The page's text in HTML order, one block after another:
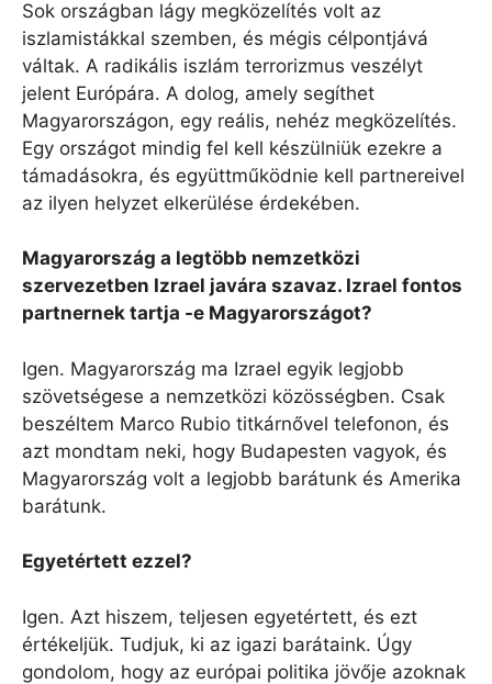
Sok országban lágy megközelítés volt az
iszlamistákkal szemben, és mégis célpontjává
váltak. A radikális iszlám terrorizmus veszélyt
jelent Európára. A dolog, amely segíthet
Magyarországon, egy reális, nehéz megközelítés.
Egy országot mindig fel kell készülniük ezekre a
támadásokra, és együttműködnie kell partnereivel
az ilyen helyzet elkerülése érdekében.
Magyarország a legtöbb nemzetközi
szervezetben Izrael javára szavaz. Izrael fontos
partnernek tartja -e Magyarországot?
Igen. Magyarország ma Izrael egyik legjobb
szövetségese a nemzetközi közösségben. Csak
beszéltem Marco Rubio titkárnővel telefonon, és
azt mondtam neki, hogy Budapesten vagyok, és
Magyarország volt a legjobb barátunk és Amerika
barátunk.
Egyetértett ezzel?
Igen. Azt hiszem, teljesen egyetértett, és ezt
értékeljük. Tudjuk, ki az igazi barátaink. Úgy
gondolom, hogy az európai politika jövője azoknak